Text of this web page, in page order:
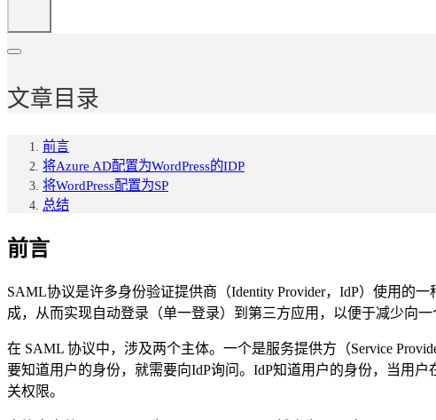
文章目录
前言
将Azure AD配置为WordPress的IDP
将WordPress配置为SP
总结
前言
SAML协议是许多身份验证提供商（Identity Provider，IdP）使用的
成，从而实现自动登录（单一登录）到第三方应用，以便于减少向
在 SAML 协议中，涉及两个主体。一个是服务提供方（Service
要知道用户的身份，就需要向IdP询问。IdP知道用户的身份，当用
关权限。